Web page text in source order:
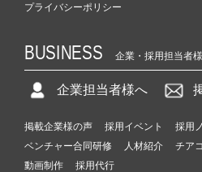
プライバシーポリシー
BUSINESS 企業・採用担当者様
企業担当者様へ
掲載企業様の声 採用イベント 採用
ベンチャー合同研修
人材紹介 チア
動画制作
採用代行